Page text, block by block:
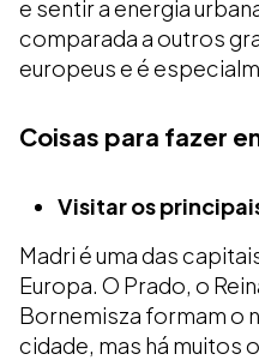
e sentir a energia
comparada a outros
europeus e é
Coisas para fazer
Visitar os
Madri é uma das
Europa. O Prado, o
Bornemisza formam o
cidade, mas há muitos